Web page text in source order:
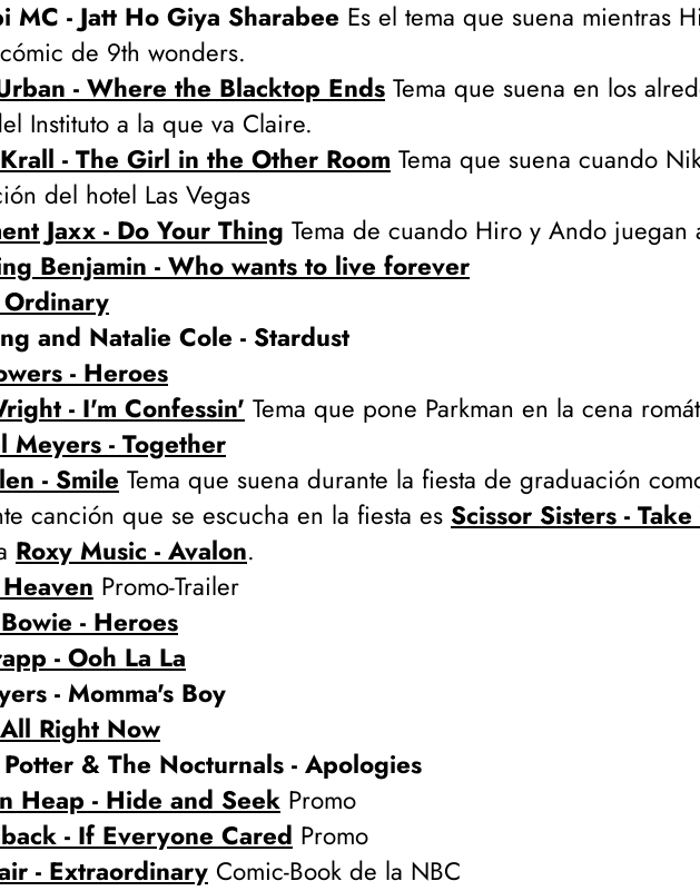
MC - Jatt Ho Giya Sharabee Es el tema que suena mientras
de 9th wonders.
- Where the Blacktop Ends Tema que suena en los
Instituto a la que va Claire.
- The Girl in the Other Room Tema que suena cuando
del hotel Las Vegas
Jaxx - Do Your Thing Tema de cuando Hiro y Ando juegan
Benjamin - Who wants to live forever
Ordinary
and Natalie Cole - Stardust
- Heroes
- I'm Confessin' Tema que pone Parkman en la cena
Meyers - Together
- Smile Tema que suena durante la fiesta de graduación
canción que se escucha en la fiesta es Scissor Sisters -
Roxy Music - Avalon.
Promo-Trailer
- Heroes
- Ooh La La
- Momma's Boy
Right Now
& The Nocturnals - Apologies
Heap - Hide and Seek Promo
- If Everyone Cared Promo
- Extraordinary Comic-Book de la NBC